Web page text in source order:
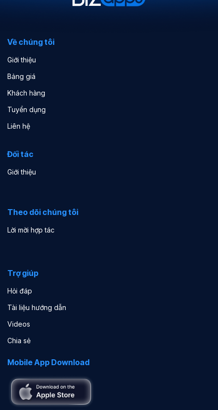
Về chúng tôi
Giới thiệu
Bảng giá
Khách hàng
Tuyển dụng
Liên hệ
Đối tác
Giới thiệu
Theo dõi chúng tôi
Lời mời hợp tác
Trợ giúp
Hỏi đáp
Tài liệu hướng dẫn
Videos
Chia sẻ
Mobile App Download